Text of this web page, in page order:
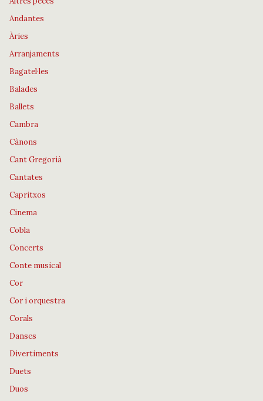
Andantes
Àries
Arranjaments
Bagatel·les
Balades
Ballets
Cambra
Cànons
Cant Gregorià
Cantates
Capritxos
Cinema
Cobla
Concerts
Conte musical
Cor
Cor i orquestra
Corals
Danses
Divertiments
Duets
Duos